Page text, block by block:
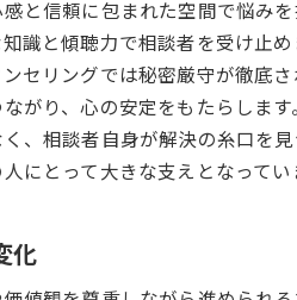
カウンセリングで変わる人生の
カウンセリングを受ける
心理カウンセラーが導く
カウンセリングで心の支
心理カウンセラーが寄り
専門家として感じる成長と達成
と信頼に包まれた空間で悩み
識と傾聴力で相談者を受け止め
セリングでは秘密厳守が徹底
がり、心の安定をもたらします
、相談者自身が解決の糸口を
にとって大きな支えとなってい
化